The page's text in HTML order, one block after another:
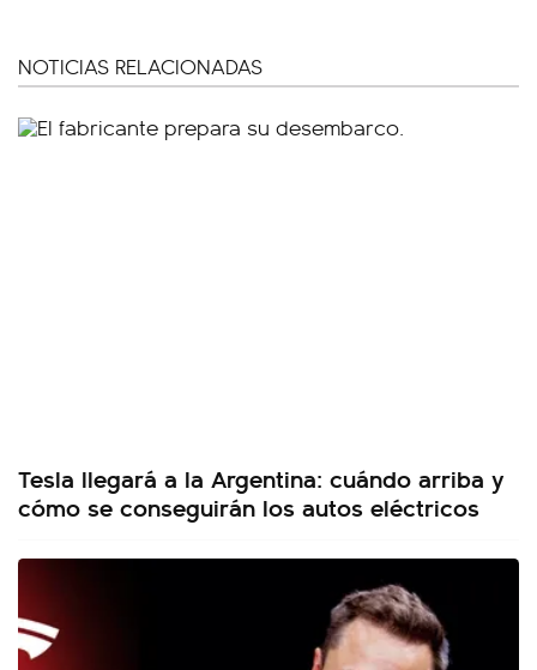
NOTICIAS RELACIONADAS
Tesla llegará a la Argentina: cuándo arriba y
cómo se conseguirán los autos eléctricos